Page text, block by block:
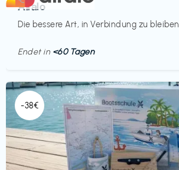
Airalo
Die bessere Art, in Verbindung zu bleiben
Endet in <60 Tagen
-38€